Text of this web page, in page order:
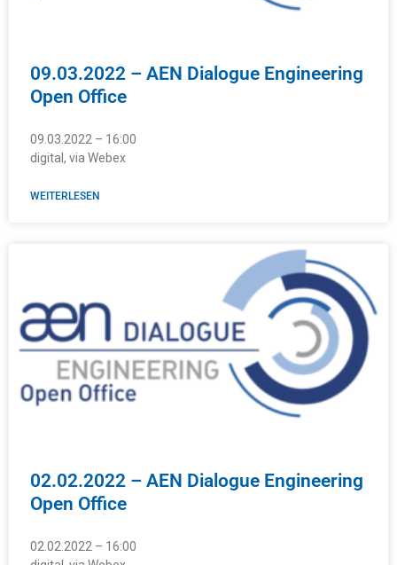
09.03.2022 – AEN Dialogue Engineering
Open Office
09.03.2022 – 16:00
digital, via Webex
WEITERLESEN
02.02.2022 – AEN Dialogue Engineering
Open Office
02.02.2022 – 16:00